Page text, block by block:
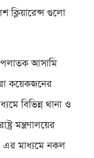
ক্লিয়ারেন্স গুলো
আসামি
কয়েকজনের
বিভিন্ন থানা ও
মন্ত্রণালয়ের
এর মাধ্যমে নকল